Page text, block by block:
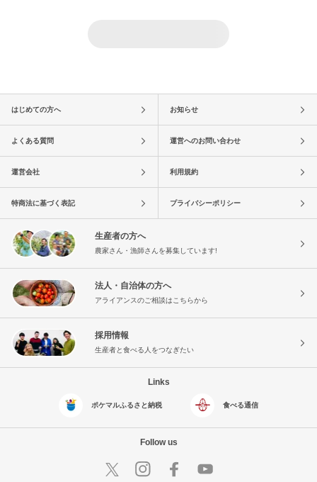
はじめての方へ お知らせ
よくある質問 運営へのお問い合わせ
運営会社 利用規約
特商法に基づく表記 プライバシーポリシー
生産者の方へ
農家さん・漁師さんを募集しています!
法人・自治体の方へ
アライアンスのご相談はこちらから
採用情報
生産者と食べる人をつなぎたい
Links
ポケマルふるさと納税 食べる通信
Follow us